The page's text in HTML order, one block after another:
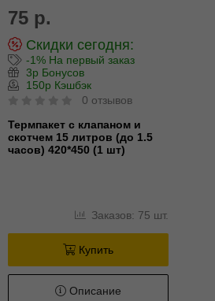
75 р.
Скидки сегодня:
-1% На первый заказ
3р Бонусов
150р Кэшбэк
0 отзывов
Термпакет с клапаном и
скотчем 15 литров (до 1.5
часов) 420*450 (1 шт)
Заказов: 75 шт.
Купить
Описание